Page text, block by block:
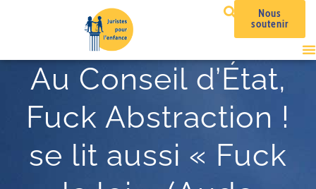
Nous
soutenir
Au Conseil d’État,
Fuck Abstraction !
se lit aussi « Fuck